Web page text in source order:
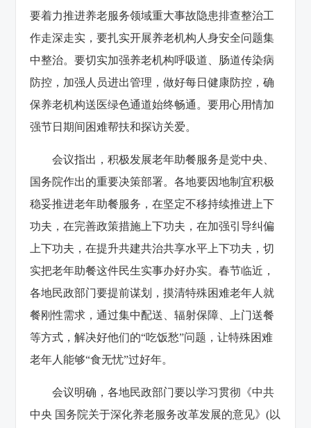
要着力推进养老服务领域重大事故隐患排查整治工
作走深走实，要扎实开展养老机构人身安全问题集
中整治。要切实加强养老机构呼吸道、肠道传染病
防控，加强人员进出管理，做好每日健康防控，确
保养老机构送医绿色通道始终畅通。要用心用情加
强节日期间困难帮扶和探访关爱。
会议指出，积极发展老年助餐服务是党中央、
国务院作出的重要决策部署。各地要因地制宜积极
稳妥推进老年助餐服务，在坚定不移持续推进上下
功夫，在完善政策措施上下功夫，在加强引导纠偏
上下功夫，在提升共建共治共享水平上下功夫，切
实把老年助餐这件民生实事办好办实。春节临近，
各地民政部门要提前谋划，摸清特殊困难老年人就
餐刚性需求，通过集中配送、辐射保障、上门送餐
等方式，解决好他们的“吃饭愁”问题，让特殊困难
老年人能够“食无忧”过好年。
会议明确，各地民政部门要以学习贯彻《中共
中央 国务院关于深化养老服务改革发展的意见》(以